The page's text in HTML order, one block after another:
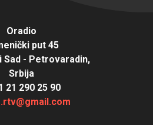
Oradio
put 45
Sad - Petrovaradin,
Srbija
21 290 25 90